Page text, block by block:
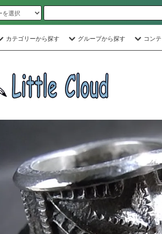
カテゴリーから探す グループから探す コン